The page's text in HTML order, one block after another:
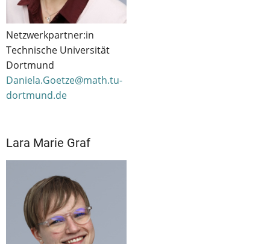
Netzwerkpartner:in
Technische Universität
Dortmund
Daniela.Goetze@math.tu-
dortmund.de
Lara Marie Graf